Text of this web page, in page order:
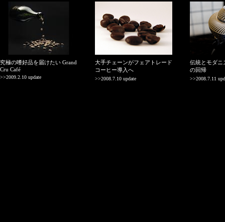
究極の嗜好品を届けたい Grand
Cru Café
>>2009.2.10 update
大手チェーンがフェアトレード
コーヒー導入へ
>>2008.7.10 update
伝統とモダ
の回帰
>>2008.7.11